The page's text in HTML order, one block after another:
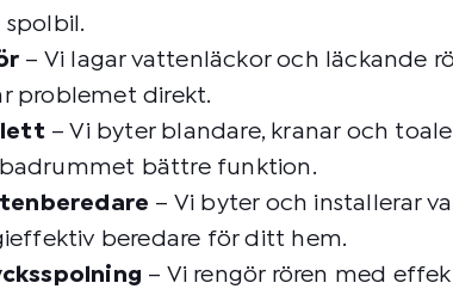
spolbil.
– Vi lagar vattenläckor och läckande
problemet direkt.
– Vi byter blandare, kranar och
bättre funktion.
– Vi byter och installerar
beredare för ditt hem.
– Vi rengör rören med